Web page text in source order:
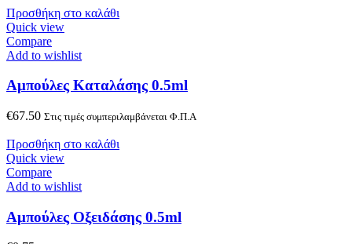
Προσθήκη στο καλάθι
Quick view
Compare
Add to wishlist
Αμπούλες Καταλάσης 0.5ml
€67.50 Στις τιμές συμπεριλαμβάνεται Φ.Π.Α
Προσθήκη στο καλάθι
Quick view
Compare
Add to wishlist
Αμπούλες Οξειδάσης 0.5ml